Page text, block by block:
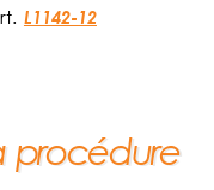
L1142-12
procédure